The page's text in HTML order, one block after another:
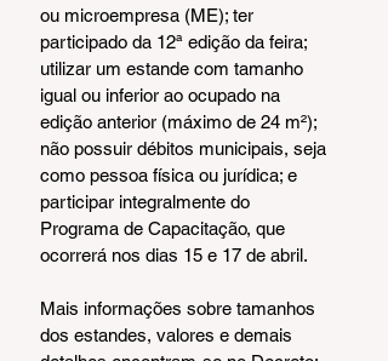
ou microempresa (ME); ter
participado da 12ª edição da feira;
utilizar um estande com tamanho
igual ou inferior ao ocupado na
edição anterior (máximo de 24 m²);
não possuir débitos municipais, seja
como pessoa física ou jurídica; e
participar integralmente do
Programa de Capacitação, que
ocorrerá nos dias 15 e 17 de abril.
Mais informações sobre tamanhos
dos estandes, valores e demais